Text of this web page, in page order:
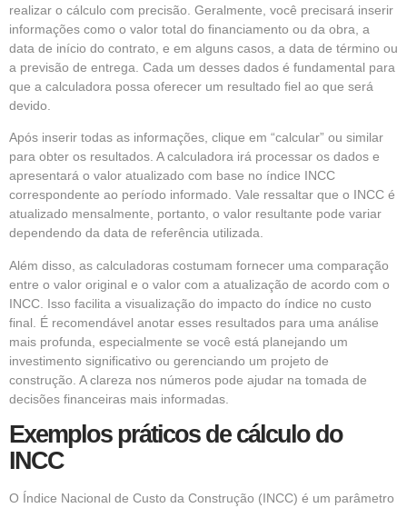
realizar o cálculo com precisão. Geralmente, você precisará inserir
informações como o valor total do financiamento ou da obra, a
data de início do contrato, e em alguns casos, a data de término ou
a previsão de entrega. Cada um desses dados é fundamental para
que a calculadora possa oferecer um resultado fiel ao que será
devido.
Após inserir todas as informações, clique em “calcular” ou similar
para obter os resultados. A calculadora irá processar os dados e
apresentará o valor atualizado com base no índice INCC
correspondente ao período informado. Vale ressaltar que o INCC é
atualizado mensalmente, portanto, o valor resultante pode variar
dependendo da data de referência utilizada.
Além disso, as calculadoras costumam fornecer uma comparação
entre o valor original e o valor com a atualização de acordo com o
INCC. Isso facilita a visualização do impacto do índice no custo
final. É recomendável anotar esses resultados para uma análise
mais profunda, especialmente se você está planejando um
investimento significativo ou gerenciando um projeto de
construção. A clareza nos números pode ajudar na tomada de
decisões financeiras mais informadas.
Exemplos práticos de cálculo do
INCC
O Índice Nacional de Custo da Construção (INCC) é um parâmetro